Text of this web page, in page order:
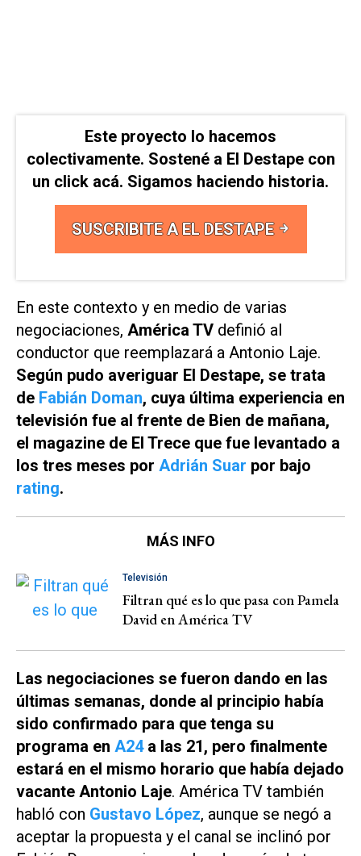
Este proyecto lo hacemos
colectivamente. Sostené a El Destape con
un click acá. Sigamos haciendo historia.
SUSCRIBITE A EL DESTAPE
En este contexto y en medio de varias
negociaciones, América TV definió al
conductor que reemplazará a Antonio Laje.
Según pudo averiguar El Destape, se trata
de Fabián Doman, cuya última experiencia en
televisión fue al frente de Bien de mañana,
el magazine de El Trece que fue levantado a
los tres meses por Adrián Suar por bajo
rating.
MÁS INFO
Televisión
Filtran qué es lo que pasa con Pamela
David en América TV
Las negociaciones se fueron dando en las
últimas semanas, donde al principio había
sido confirmado para que tenga su
programa en A24a las 21, pero finalmente
estará en el mismo horario que había dejado
vacante Antonio Laje. América TV también
habló con Gustavo López, aunque se negó a
aceptar la propuesta y el canal se inclinó por